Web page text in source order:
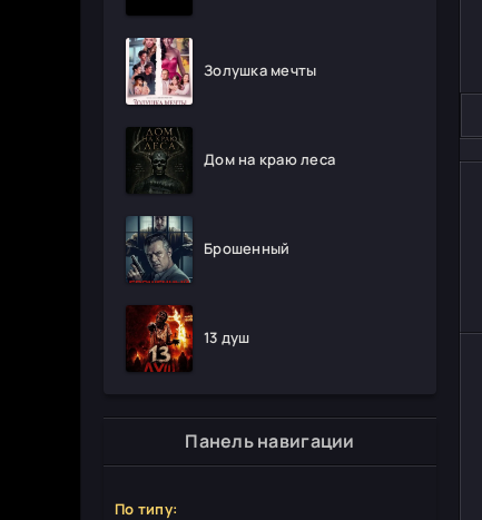
Золушка мечты
Дом на краю леса
Брошенный
13 душ
Панель навигации
По типу: